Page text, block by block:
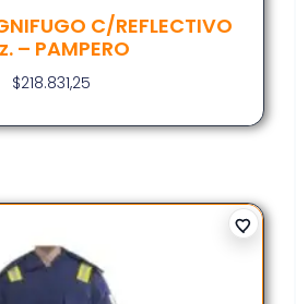
C/REFLECTIVO
– PAMPERO
$218.831,25